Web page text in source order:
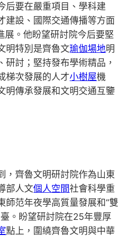
后要在嚴重項目、學科建
建設、國際交通傳播等方面
展。他盼望研討院今后要堅
明特別是齊魯文瑜伽場地明
研討；堅持發布學術精品，
梯次發展的人才小樹屋機
明傳承發展和文明交通互鑒
，齊魯文明研討院作為山東
部人文個人空間社會科學重
師范年夜學高質量發展和“雙
。盼望研討院在25年豐厚
點上，圍繞齊魯文明與中華